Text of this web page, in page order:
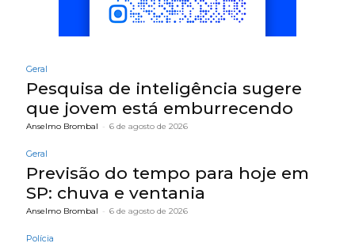
Geral
Pesquisa de inteligência sugere
que jovem está emburrecendo
Anselmo Brombal - 6 de agosto de 2026
Geral
Previsão do tempo para hoje em
SP: chuva e ventania
Anselmo Brombal - 6 de agosto de 2026
Polícia